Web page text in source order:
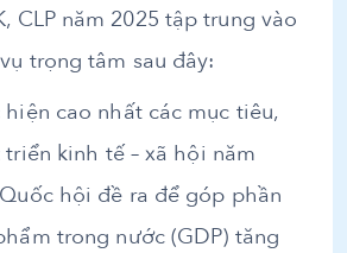
CLP năm 2025 tập trung vào
trọng tâm sau đây:
cao nhất các mục tiêu,
kinh tế – xã hội năm
hội đề ra để góp phần
trong nước (GDP) tăng